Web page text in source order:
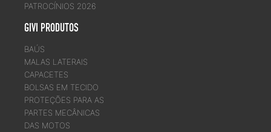
PATROCÍNIOS 2026
GIVI PRODUTOS
BAÚS
MALAS LATERAIS
CAPACETES
BOLSAS EM TECIDO
PROTEÇÕES PARA AS
PARTES MECÂNICAS
DAS MOTOS